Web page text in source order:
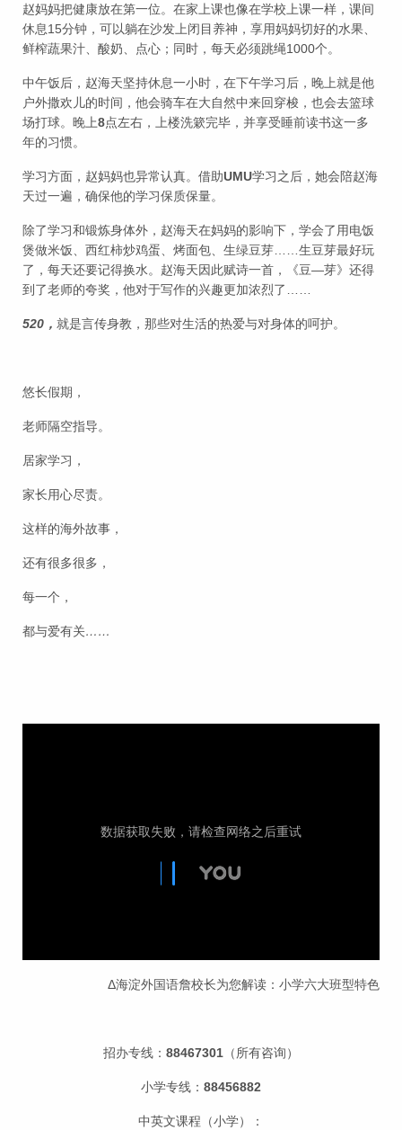
赵妈妈把健康放在第一位。在家上课也像在学校上课一样，课间
休息15分钟，可以躺在沙发上闭目养神，享用妈妈切好的水果、
鲜榨蔬果汁、酸奶、点心；同时，每天必须跳绳1000个。
中午饭后，赵海天坚持休息一小时，在下午学习后，晚上就是他
户外撒欢儿的时间，他会骑车在大自然中来回穿梭，也会去篮球
场打球。晚上8点左右，上楼洗簌完毕，并享受睡前读书这一多
年的习惯。
学习方面，赵妈妈也异常认真。借助UMU学习之后，她会陪赵海
天过一遍，确保他的学习保质保量。
除了学习和锻炼身体外，赵海天在妈妈的影响下，学会了用电饭
煲做米饭、西红柿炒鸡蛋、烤面包、生绿豆芽……生豆芽最好玩
了，每天还要记得换水。赵海天因此赋诗一首，《豆—芽》还得
到了老师的夸奖，他对于写作的兴趣更加浓烈了……
520， 就是言传身教，那些对生活的热爱与对身体的呵护。
悠长假期，
老师隔空指导。
居家学习，
家长用心尽责。
这样的海外故事，
还有很多很多，
每一个，
都与爱有关……
Δ海淀外国语詹校长为您解读：小学六大班型特色
招办专线： 88467301 （所有咨询）
小学专线： 88456882
中英文课程（小学）：